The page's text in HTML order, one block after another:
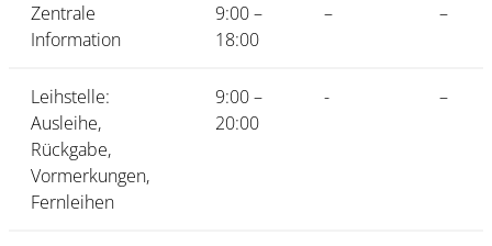
Zentrale
Information
9:00 –
18:00
– –
Leihstelle:
Ausleihe,
Rückgabe,
Vormerkungen,
Fernleihen
9:00 –
20:00
- –